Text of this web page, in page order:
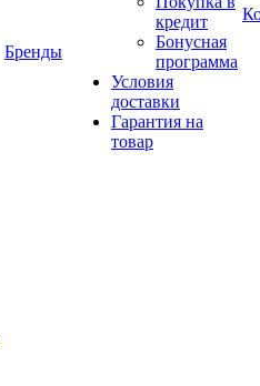
Бренды
кредит
Бонусная
программа
Условия
доставки
Гарантия на
товар